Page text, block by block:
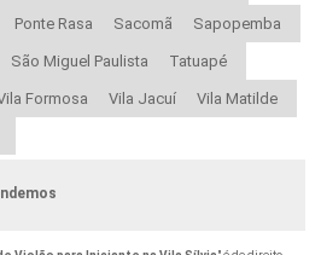
Ponte Rasa Sacomã Sapopemba
São Miguel Paulista Tatuapé
Formosa Vila Jacuí Vila Matilde